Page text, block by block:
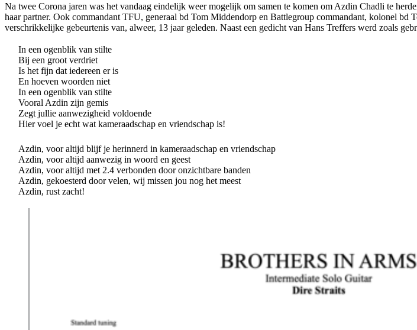
Na twee Corona jaren was het vandaag eindelijk weer mogelijk om samen te komen om Azdin Chadli te
haar partner. Ook commandant TFU, generaal bd Tom Middendorp en Battlegroup commandant, kolonel
verschrikkelijke gebeurtenis van, alweer, 13 jaar geleden. Naast een gedicht van Hans Treffers werd zoals
In een ogenblik van stilte
Bij een groot verdriet
Is het fijn dat iedereen er is
En hoeven woorden niet
In een ogenblik van stilte
Vooral Azdin zijn gemis
Zegt jullie aanwezigheid voldoende
Hier voel je echt wat kameraadschap en vriendschap is!
Azdin, voor altijd blijf je herinnerd in kameraadschap en vriendschap
Azdin, voor altijd aanwezig in woord en geest
Azdin, voor altijd met 2.4 verbonden door onzichtbare banden
Azdin, gekoesterd door velen, wij missen jou nog het meest
Azdin, rust zacht!